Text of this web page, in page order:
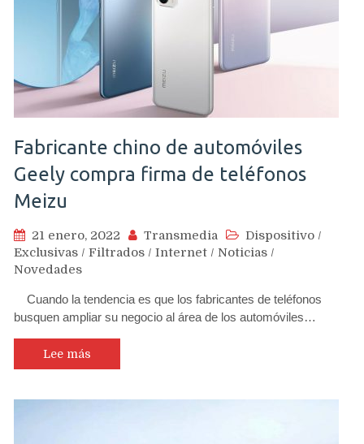
Fabricante chino de automóviles
Geely compra firma de teléfonos
Meizu
21 enero, 2022 Transmedia Dispositivo /
Exclusivas / Filtrados / Internet / Noticias /
Novedades
Cuando la tendencia es que los fabricantes de teléfonos
busquen ampliar su negocio al área de los automóviles…
Lee más